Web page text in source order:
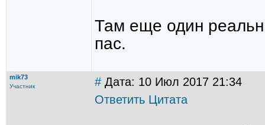
Там еще один
пас.
mik73
Участник # Дата: 10 Июл 2017 21:34
Ответить Цитата